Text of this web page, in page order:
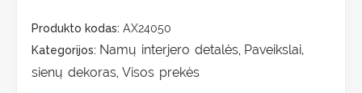
Produkto kodas: AX24050
Kategorijos: Namų interjero detalės, Paveikslai,
sienų dekoras, Visos prekės